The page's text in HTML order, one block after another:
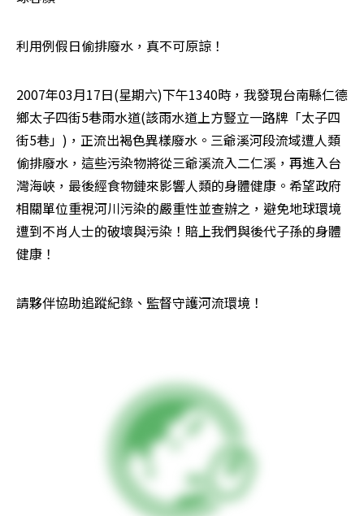
利用例假日偷排廢水，真不可原諒！
2007年03月17日(星期六)下午1340時，我發現台南縣仁德
鄉太子四街5巷雨水道(該雨水道上方豎立一路牌「太子四
街5巷」)，正流出褐色異樣廢水。三爺溪河段流域遭人類
偷排廢水，這些污染物將從三爺溪流入二仁溪，再進入台
灣海峽，最後經食物鏈來影響人類的身體健康。希望政府
相關單位重視河川污染的嚴重性並查辦之，避免地球環境
遭到不肖人士的破壞與污染！賠上我們與後代子孫的身體
健康！
請夥伴協助追蹤紀錄、監督守護河流環境！